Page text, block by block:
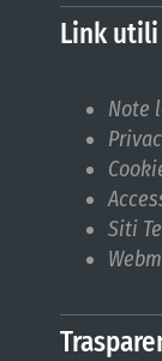
Link utili
Note
Siti